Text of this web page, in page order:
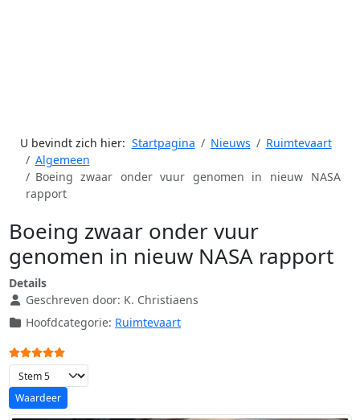
U bevindt zich hier: Startpagina Nieuws
Ruimtevaart
Algemeen
Boeing zwaar onder vuur genomen in nieuw NASA
rapport
Boeing zwaar onder vuur
genomen in nieuw NASA rapport
Details
Geschreven door: K. Christiaens
Hoofdcategorie: Ruimtevaart
Gebruikerswaardering:
Voeg waardering toe